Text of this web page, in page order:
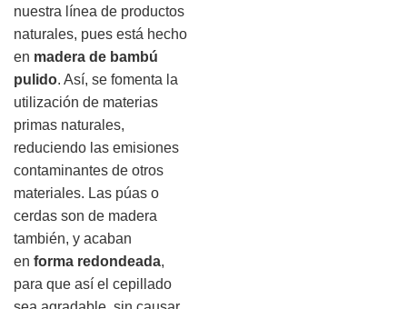
nuestra línea de productos
naturales, pues está hecho
en madera de bambú
pulido. Así, se fomenta la
utilización de materias
primas naturales,
reduciendo las emisiones
contaminantes de otros
materiales. Las púas o
cerdas son de madera
también, y acaban
en forma redondeada,
para que así el cepillado